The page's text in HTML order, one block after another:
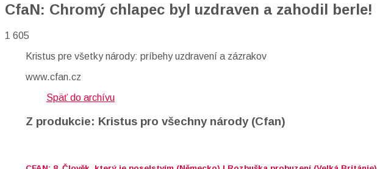
CfaN: Chromý chlapec byl uzdraven a zahodil berle!
1 605
Kristus pre všetky národy: príbehy uzdravení a zázrakov
www.cfan.cz
Späť do archívu
Z produkcie: Kristus pro všechny národy (Cfan)